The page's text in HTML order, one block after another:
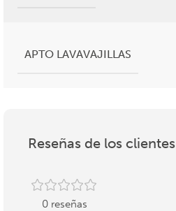
APTO LAVAVAJILLAS
Reseñas de los clientes
0 reseñas